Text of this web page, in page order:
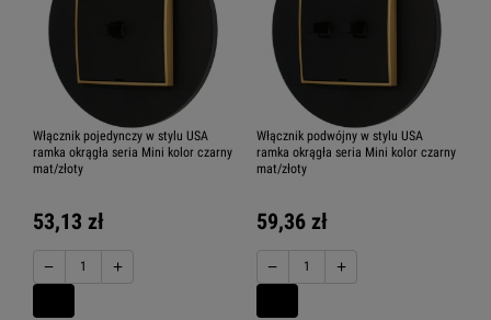
Włącznik pojedynczy w stylu USA
ramka okrągła seria Mini kolor czarny
mat/złoty
53,13 zł
− +
Włącznik podwójny w stylu USA
ramka okrągła seria Mini kolor czarny
mat/złoty
59,36 zł
− +